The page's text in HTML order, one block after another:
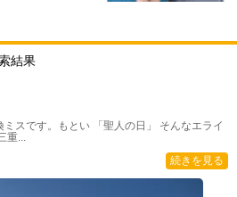
結果
ミスです。もとい 「聖人の日」 そんなエライ
重...
続きを見る